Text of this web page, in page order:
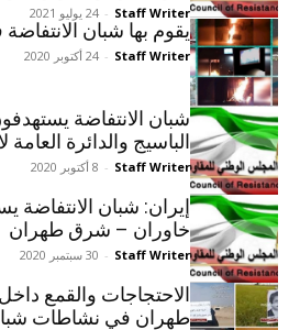
Staff Writer
- 24 يوليو 2021
یقوم بها شبان
Staff Writer
- 24 أكتوبر 2020
شبان الانتفاضة
الباسيج والدائرة
Staff Writer
- 8 أكتوبر 2020
إيران: شبان الانتفاضة
خاوران – شرق طهران
Staff Writer
- 30 سبتمبر 2020
الاحتجاجات والقمع
طهران في نشاطات